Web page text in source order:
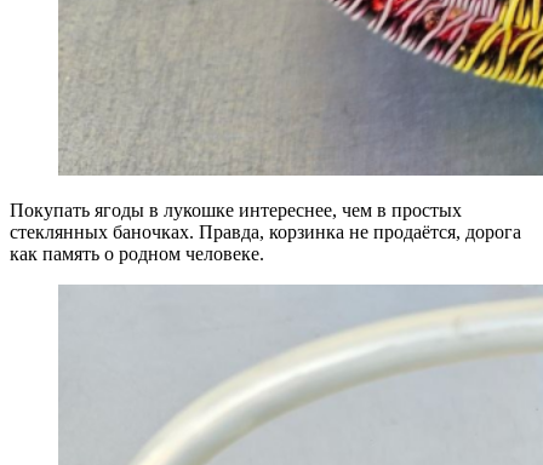
Покупать ягоды в лукошке интереснее, чем в простых
стеклянных баночках. Правда, корзинка не продаётся, дорога
как память о родном человеке.